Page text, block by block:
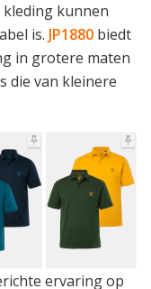
kleding kunnen
is. JP1880 biedt
in grotere maten
die van kleinere
ervaring op